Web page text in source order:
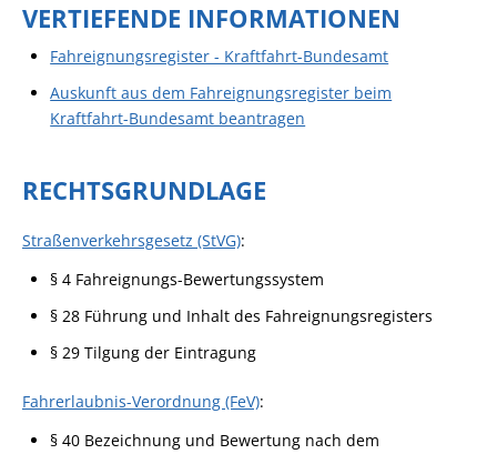
VERTIEFENDE INFORMATIONEN
Fahreignungsregister - Kraftfahrt-Bundesamt
Auskunft aus dem Fahreignungsregister beim
Kraftfahrt-Bundesamt beantragen
RECHTSGRUNDLAGE
Straßenverkehrsgesetz (StVG):
§ 4 Fahreignungs-Bewertungssystem
§ 28 Führung und Inhalt des Fahreignungsregisters
§ 29 Tilgung der Eintragung
Fahrerlaubnis-Verordnung (FeV):
§ 40 Bezeichnung und Bewertung nach dem